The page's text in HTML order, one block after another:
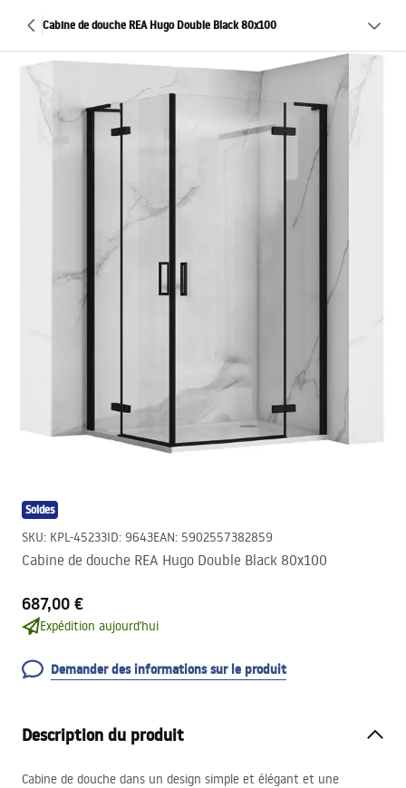
Cabine de douche REA Hugo Double Black 80x100
Soldes
SKU: KPL-45233ID: 9643EAN: 5902557382859
Cabine de douche REA Hugo Double Black 80x100
687,00 €
Expédition aujourd'hui
Demander des informations sur le produit
Description du produit
Cabine de douche dans un design simple et élégant et une